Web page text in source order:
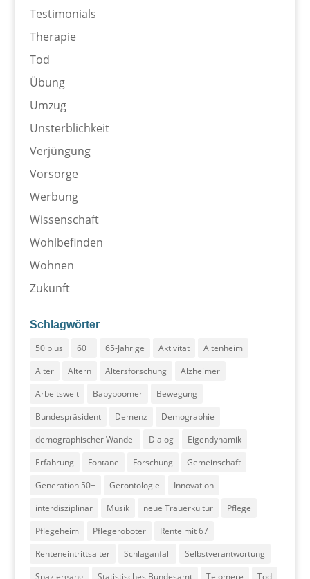
Testimonials
Therapie
Tod
Übung
Umzug
Unsterblichkeit
Verjüngung
Vorsorge
Werbung
Wissenschaft
Wohlbefinden
Wohnen
Zukunft
Schlagwörter
50 plus
60+ 65-Jährige Aktivität
Altenheim
Alter
Altern Altersforschung
Alzheimer
Arbeitswelt
Babyboomer
Bewegung
Bundespräsident
Demenz
Demographie
demographischer Wandel
Dialog
Eigendynamik
Erfahrung
Fontane Forschung
Gemeinschaft
Generation 50+
Gerontologie
Innovation
interdisziplinär
Musik neue Trauerkultur
Pflege
Pflegeheim
Pflegeroboter
Rente mit 67
Renteneintrittsalter
Schlaganfall
Selbstverantwortung